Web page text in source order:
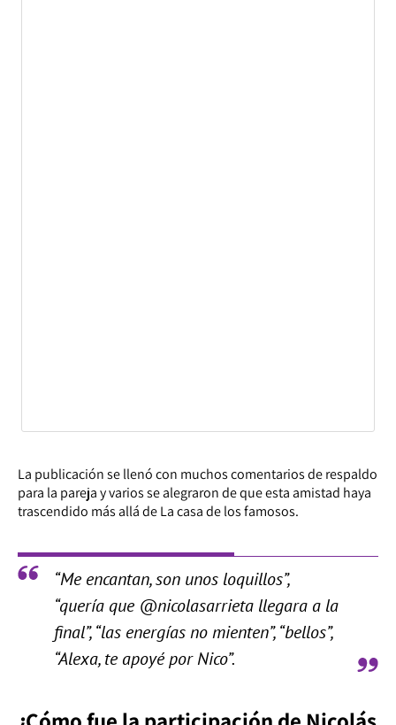
La publicación se llenó con muchos comentarios de respaldo
para la pareja y varios se alegraron de que esta amistad haya
trascendido más allá de La casa de los famosos.
“Me encantan, son unos loquillos”,
“quería que @nicolasarrieta llegara a la
final”, “las energías no mienten”, “bellos”,
“Alexa, te apoyé por Nico”.